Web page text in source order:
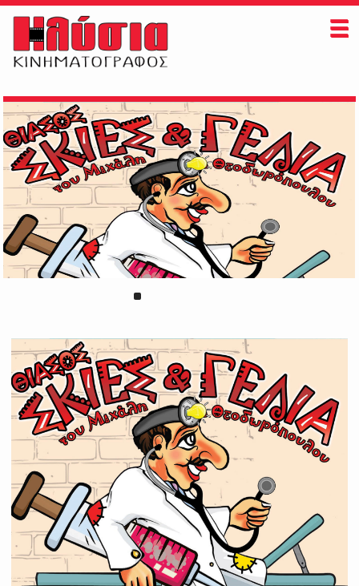
ΗΛΥΣΙΑ
ΠAIZONTAI ΤΩΡΑ
ΠΡΟΣΕΧΩΣ
ΕΚΔΗΛΩΣΕΙΣ
ΠΛΗΡΟΦΟΡΙΕΣ